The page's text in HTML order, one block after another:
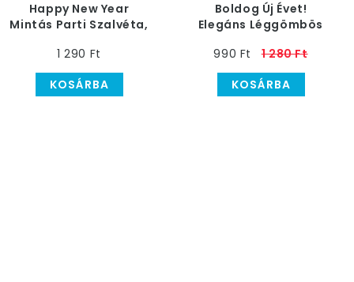
Happy New Year
Mintás Parti Szalvéta,
1 290 Ft
KOSÁRBA
Boldog Új Évet!
Elegáns Léggömbös
Tányér
990 Ft
1 280 Ft
KOSÁRBA